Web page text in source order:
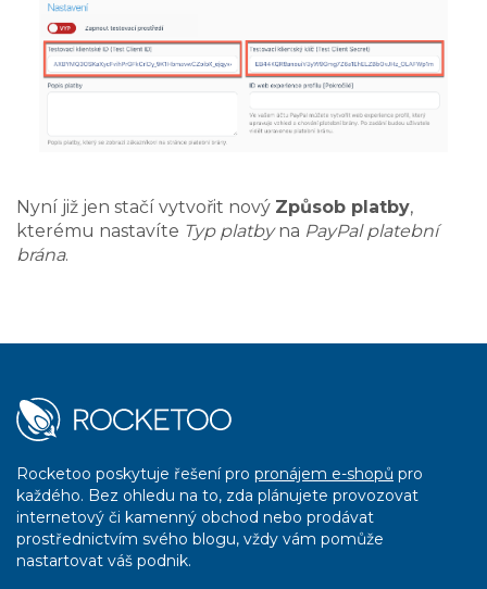
Nyní již jen stačí vytvořit nový Způsob platby,
kterému nastavíte Typ platbyna PayPal platební
brána.
Rocketoo poskytuje řešení pro pronájem e-shopů pro
každého. Bez ohledu na to, zda plánujete provozovat
internetový či kamenný obchod nebo prodávat
prostřednictvím svého blogu, vždy vám pomůže
nastartovat váš podnik.